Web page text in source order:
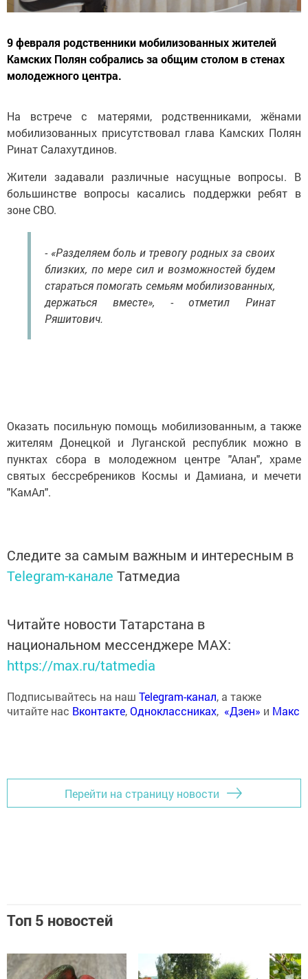
9 февраля родственники мобилизованных жителей
Камских Полян собрались за общим столом в стенах
молодежного центра.
На встрече с матерями, родственниками, жёнами
мобилизованных присутствовал глава Камских Полян
Ринат Салахутдинов.
Жители задавали различные насущные вопросы. В
большинстве вопросы касались поддержки ребят в
зоне СВО.
- «Разделяем боль и тревогу родных за своих
близких, по мере сил и возможностей будем
стараться помогать семьям мобилизованных,
держаться вместе», - отметил Ринат
Ряшитович.
Оказать посильную помощь мобилизованным, а также
жителям Донецкой и Луганской республик можно в
пунктах сбора в молодежном центре "Алан", храме
святых бессребреников Космы и Дамиана, и мечети
"КамАл".
Следите за самым важным и интересным в
Telegram-канале Татмедиа
Читайте новости Татарстана в
национальном мессенджере MАХ:
https://max.ru/tatmedia
Подписывайтесь на наш Telegram-канал, а также
читайте нас Вконтакте,Одноклассниках, «Дзен» и Макс
Перейти на страницу новости
Топ 5 новостей